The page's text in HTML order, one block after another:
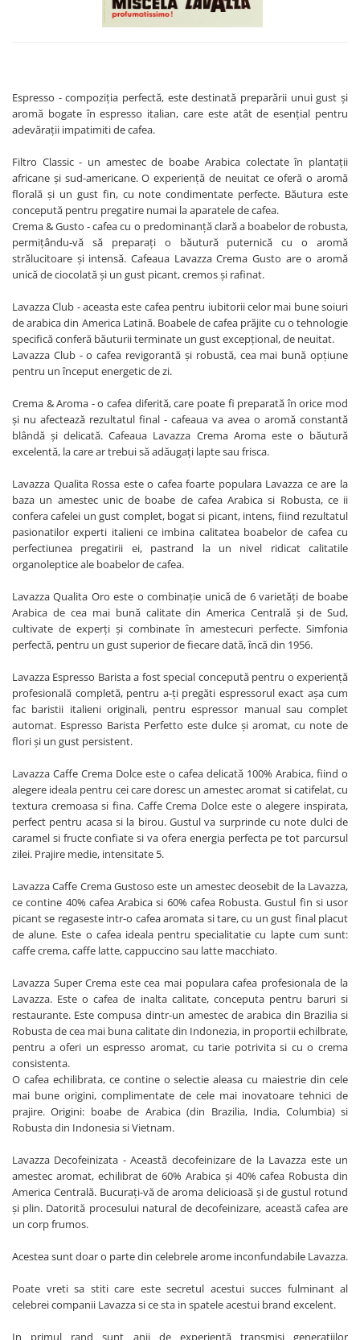
Espresso - compoziția perfectă, este destinată preparării unui gust și
aromă bogate în espresso italian, care este atât de esențial pentru
adevărații impatimiti de cafea.
Filtro Classic - un amestec de boabe Arabica colectate în plantații
africane și sud-americane. O experiență de neuitat ce oferă o aromă
florală și un gust fin, cu note condimentate perfecte. Băutura este
concepută pentru pregatire numai la aparatele de cafea.
Crema & Gusto - cafea cu o predominanță clară a boabelor de robusta,
permițându-vă să preparați o băutură puternică cu o aromă
strălucitoare și intensă. Cafeaua Lavazza Crema Gusto are o aromă
unică de ciocolată și un gust picant, cremos și rafinat.
Lavazza Club - aceasta este cafea pentru iubitorii celor mai bune soiuri
de arabica din America Latină. Boabele de cafea prăjite cu o tehnologie
specifică conferă băuturii terminate un gust excepțional, de neuitat.
Lavazza Club - o cafea revigorantă și robustă, cea mai bună opțiune
pentru un început energetic de zi.
Crema & Aroma - o cafea diferită, care poate fi preparată în orice mod
și nu afectează rezultatul final - cafeaua va avea o aromă constantă
blândă și delicată. Cafeaua Lavazza Crema Aroma este o băutură
excelentă, la care ar trebui să adăugați lapte sau frisca.
Lavazza Qualita Rossa este o cafea foarte populara Lavazza ce are la
baza un amestec unic de boabe de cafea Arabica si Robusta, ce ii
confera cafelei un gust complet, bogat si picant, intens, fiind rezultatul
pasionatilor experti italieni ce imbina calitatea boabelor de cafea cu
perfectiunea pregatirii ei, pastrand la un nivel ridicat calitatile
organoleptice ale boabelor de cafea.
Lavazza Qualita Oro este o combinație unică de 6 varietăți de boabe
Arabica de cea mai bună calitate din America Centrală și de Sud,
cultivate de experți și combinate în amestecuri perfecte. Simfonia
perfectă, pentru un gust superior de fiecare dată, încă din 1956.
Lavazza Espresso Barista a fost special concepută pentru o experiență
profesională completă, pentru a-ți pregăti espressorul exact așa cum
fac baristii italieni originali, pentru espressor manual sau complet
automat. Espresso Barista Perfetto este dulce și aromat, cu note de
flori și un gust persistent.
Lavazza Caffe Crema Dolce este o cafea delicată 100% Arabica, fiind o
alegere ideala pentru cei care doresc un amestec aromat si catifelat, cu
textura cremoasa si fina. Caffe Crema Dolce este o alegere inspirata,
perfect pentru acasa si la birou. Gustul va surprinde cu note dulci de
caramel si fructe confiate si va ofera energia perfecta pe tot parcursul
zilei. Prajire medie, intensitate 5.
Lavazza Caffe Crema Gustoso este un amestec deosebit de la Lavazza,
ce contine 40% cafea Arabica si 60% cafea Robusta. Gustul fin si usor
picant se regaseste intr-o cafea aromata si tare, cu un gust final placut
de alune. Este o cafea ideala pentru specialitatie cu lapte cum sunt:
caffe crema, caffe latte, cappuccino sau latte macchiato.
Lavazza Super Crema este cea mai populara cafea profesionala de la
Lavazza. Este o cafea de inalta calitate, conceputa pentru baruri si
restaurante. Este compusa dintr-un amestec de arabica din Brazilia si
Robusta de cea mai buna calitate din Indonezia, in proportii echilbrate,
pentru a oferi un espresso aromat, cu tarie potrivita si cu o crema
consistenta.
O cafea echilibrata, ce contine o selectie aleasa cu maiestrie din cele
mai bune origini, complimentate de cele mai inovatoare tehnici de
prajire. Origini: boabe de Arabica (din Brazilia, India, Columbia) si
Robusta din Indonesia si Vietnam.
Lavazza Decofeinizata - Această decofeinizare de la Lavazza este un
amestec aromat, echilibrat de 60% Arabica și 40% cafea Robusta din
America Centrală. Bucurați-vă de aroma delicioasă și de gustul rotund
și plin. Datorită procesului natural de decofeinizare, această cafea are
un corp frumos.
Acestea sunt doar o parte din celebrele arome inconfundabile Lavazza.
Poate vreti sa stiti care este secretul acestui succes fulminant al
celebrei companii Lavazza si ce sta in spatele acestui brand excelent.
In primul rand sunt anii de experiență transmisi generațiilor